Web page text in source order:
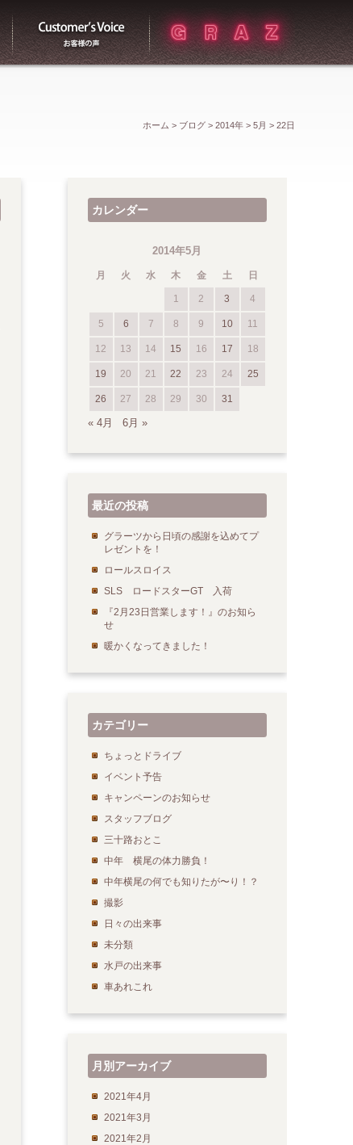
買取 お客様の声
ホーム > ブログ > 2014年 > 5月 > 22日
カレンダー
2014年5月
月 火 水 木 金 土 日
1 2 3 4
5 6 7 8 9 10 11
12 13 14 15 16 17 18
19 20 21 22 23 24 25
26 27 28 29 30 31
« 4月 6月 »
最近の投稿
グラーツから日頃の感謝を込めてプ
レゼントを！
ロールスロイス
SLS ロードスターGT 入荷
『2月23日営業します！』のお知ら
せ
暖かくなってきました！
カテゴリー
ちょっとドライブ
イベント予告
キャンペーンのお知らせ
スタッフブログ
三十路おとこ
中年 横尾の体力勝負！
中年横尾の何でも知りたが〜り！？
撮影
日々の出来事
未分類
水戸の出来事
車あれこれ
月別アーカイブ
2021年4月
2021年3月
2021年2月